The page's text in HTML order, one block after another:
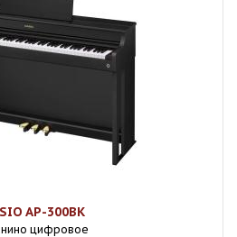
AP-300BK
цифровое